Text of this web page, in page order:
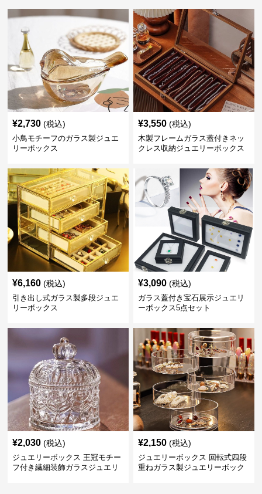
¥2,730 (税込)
小鳥モチーフのガラス製ジュエ
リーボックス
¥3,550 (税込)
木製フレームガラス蓋付きネッ
クレス収納ジュエリーボックス
¥6,160 (税込)
引き出し式ガラス製多段ジュエ
リーボックス
¥3,090 (税込)
ガラス蓋付き宝石展示ジュエリ
ーボックス5点セット
¥2,030 (税込)
ジュエリーボックス 王冠モチー
フ付き繊細装飾ガラスジュエリ
¥2,150 (税込)
ジュエリーボックス 回転式四段
重ねガラス製ジュエリーボック